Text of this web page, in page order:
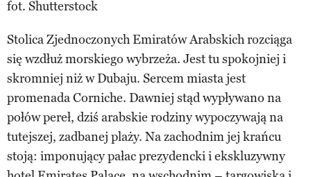
fot. Shutterstock
Stolica Zjednoczonych Emiratów Arabskich rozciąga
się wzdłuż morskiego wybrzeża. Jest tu spokojniej i
skromniej niż w Dubaju. Sercem miasta jest
promenada Corniche. Dawniej stąd wypływano na
połów pereł, dziś arabskie rodziny wypoczywają na
tutejszej, zadbanej plaży. Na zachodnim jej krańcu
stoją: imponujący pałac prezydencki i ekskluzywny